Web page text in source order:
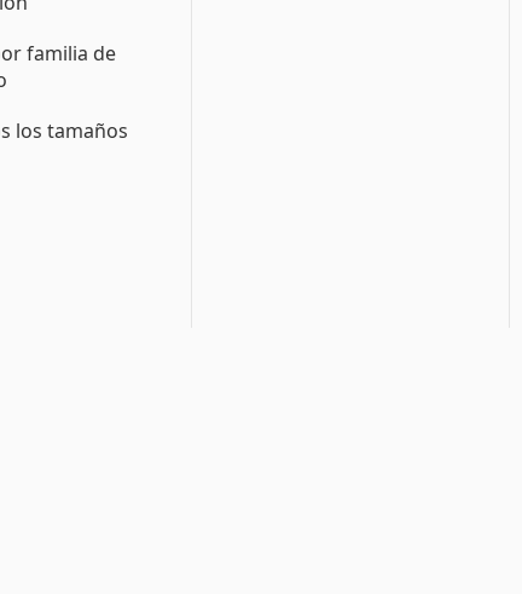
familia de
los tamaños